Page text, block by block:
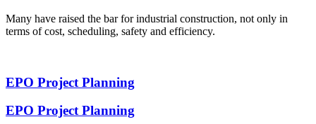
Many have raised the bar for industrial construction, not only in
terms of cost, scheduling, safety and efficiency.
EPO Project Planning
EPO Project Planning